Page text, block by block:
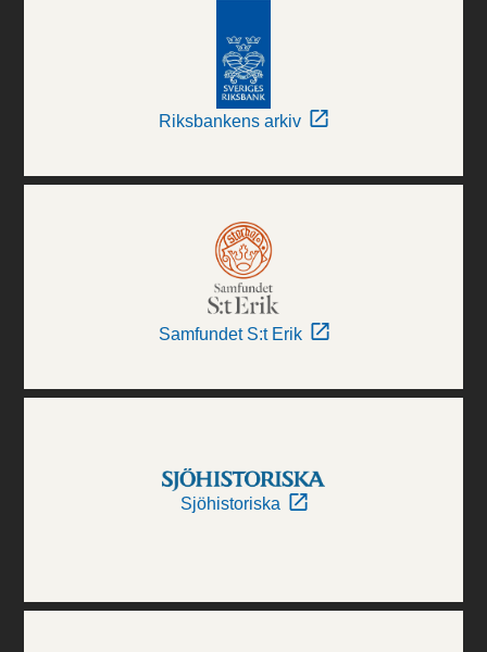
Riksbankens arkiv
Samfundet S:t Erik
Sjöhistoriska